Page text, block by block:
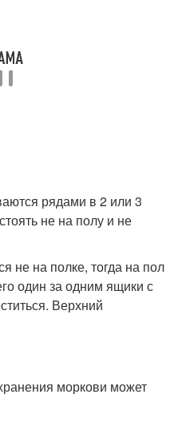
рядами в 2 или 3
не на полу и не
не на полке, тогда на пол
один за одним ящики с
Верхний
моркови может